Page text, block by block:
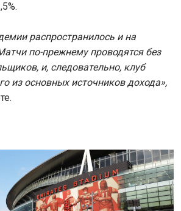
распространилось и на
по-прежнему проводятся без
и, следовательно, клуб
из основных источников дохода»,